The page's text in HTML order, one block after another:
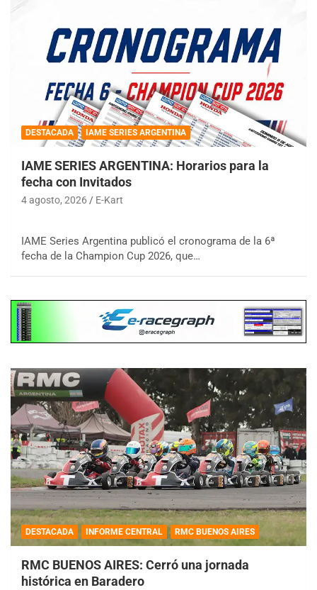
DESTACADA IAME SERIES ARGENTINA
IAME SERIES ARGENTINA: Horarios para la
fecha con Invitados
4 agosto, 2026 E-Kart
IAME Series Argentina publicó el cronograma de la 6ª
fecha de la Champion Cup 2026, que…
DESTACADA INFORME CENTRAL RMC BUENOS AIRES
RMC BUENOS AIRES: Cerró una jornada
histórica en Baradero